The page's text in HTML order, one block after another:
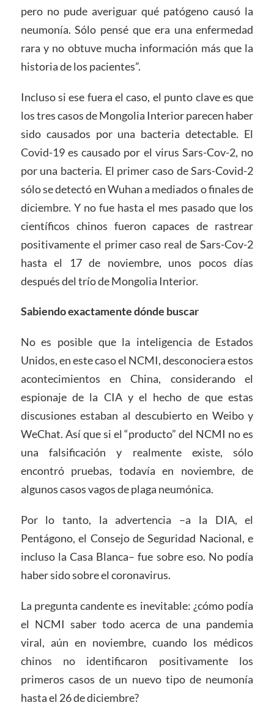
pero no pude averiguar qué patógeno causó la
neumonía. Sólo pensé que era una enfermedad
rara y no obtuve mucha información más que la
historia de los pacientes”.
Incluso si ese fuera el caso, el punto clave es que
los tres casos de Mongolia Interior parecen haber
sido causados por una bacteria detectable. El
Covid-19 es causado por el virus Sars-Cov-2, no
por una bacteria. El primer caso de Sars-Covid-2
sólo se detectó en Wuhan a mediados o finales de
diciembre. Y no fue hasta el mes pasado que los
científicos chinos fueron capaces de rastrear
positivamente el primer caso real de Sars-Cov-2
hasta el 17 de noviembre, unos pocos días
después del trío de Mongolia Interior.
Sabiendo exactamente dónde buscar
No es posible que la inteligencia de Estados
Unidos, en este caso el NCMI, desconociera estos
acontecimientos en China, considerando el
espionaje de la CIA y el hecho de que estas
discusiones estaban al descubierto en Weibo y
WeChat. Así que si el “producto” del NCMI no es
una falsificación y realmente existe, sólo
encontró pruebas, todavía en noviembre, de
algunos casos vagos de plaga neumónica.
Por lo tanto, la advertencia –a la DIA, el
Pentágono, el Consejo de Seguridad Nacional, e
incluso la Casa Blanca– fue sobre eso. No podía
haber sido sobre el coronavirus.
La pregunta candente es inevitable: ¿cómo podía
el NCMI saber todo acerca de una pandemia
viral, aún en noviembre, cuando los médicos
chinos no identificaron positivamente los
primeros casos de un nuevo tipo de neumonía
hasta el 26 de diciembre?